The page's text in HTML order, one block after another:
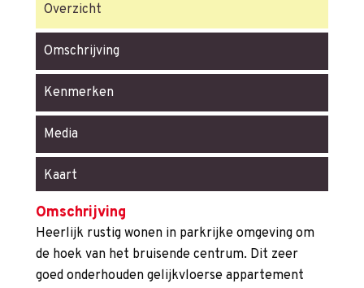
Overzicht
Omschrijving
Kenmerken
Media
Kaart
Omschrijving
Heerlijk rustig wonen in parkrijke omgeving om
de hoek van het bruisende centrum. Dit zeer
goed onderhouden gelijkvloerse appartement